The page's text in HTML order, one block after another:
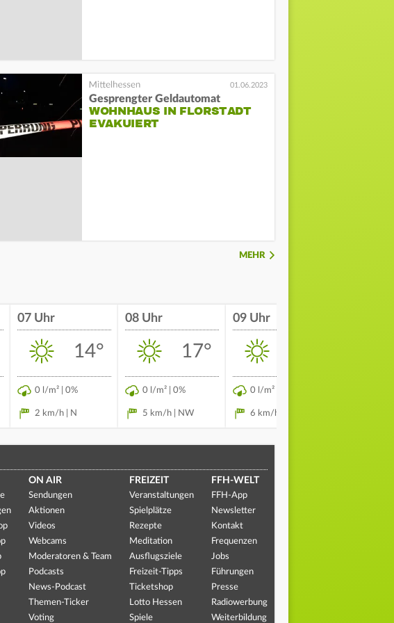
01.06.2023
Gesprengter Geldautomat
WOHNHAUS IN FLORSTADT
EVAKUIERT
MEHR
07 Uhr
14°
0 l/m² | 0%
2 km/h | N
08 Uhr
17°
0 l/m² | 0%
5 km/h | NW
09 Uhr
0 l/m² | 0%
6 km/h | NNW
ON AIR
Sendungen
Aktionen
Videos
Webcams
Moderatoren & Team
Podcasts
News-Podcast
Themen-Ticker
Voting
FREIZEIT
Veranstaltungen
Spielplätze
Rezepte
Meditation
Ausflugsziele
Freizeit-Tipps
Ticketshop
Lotto Hessen
Spiele
FFH-WELT
FFH-App
Newsletter
Kontakt
Frequenzen
Jobs
Führungen
Presse
Radiowerbung
Weiterbildung